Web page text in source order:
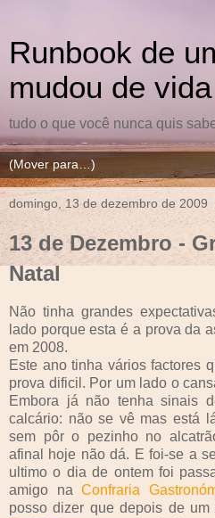
Runbook de
mudou de vida
tudo o que você nunca quis
domingo, 13 de dezembro de 2009
13 de Dezembro -
Natal
Não tinha grandes
lado porque esta é a prova da
em 2008.
Este ano tinha vários factores
prova dificil. Por um lado o
Embora já não tenha sinais
calcário: não se vê mas está
sem pôr o pezinho no
afinal hoje não dá. E foi-se a
ultimo o dia de ontem foi
amigo na Confraria
posso dizer que depois de